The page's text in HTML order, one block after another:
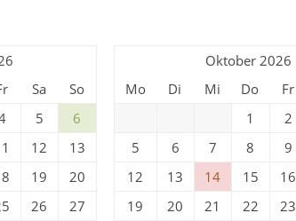
Sa
So
5
6
12
13
19
20
26
27
Oktober 2026
Mo
Di Mi Do Fr
1
2
5
6 7 8 9
12
13 14 15 16
19
20 21 22 23